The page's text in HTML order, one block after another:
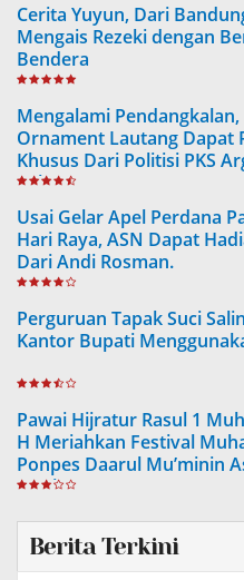
Cerita Yuyun, Dari
Mengais Rezeki dengan
Bendera
Mengalami Pendangkalan,
Ornament Lautang Dapat
Khusus Dari Politisi PKS
Ashar
Usai Gelar Apel Perdana
Hari Raya, ASN Dapat
Dari Andi Rosman.
Perguruan Tapak Suci
Kantor Bupati
Pawai Hijratur Rasul 1
H Meriahkan Festival
Ponpes Daarul Mu’minin
Doping
Berita Terkini